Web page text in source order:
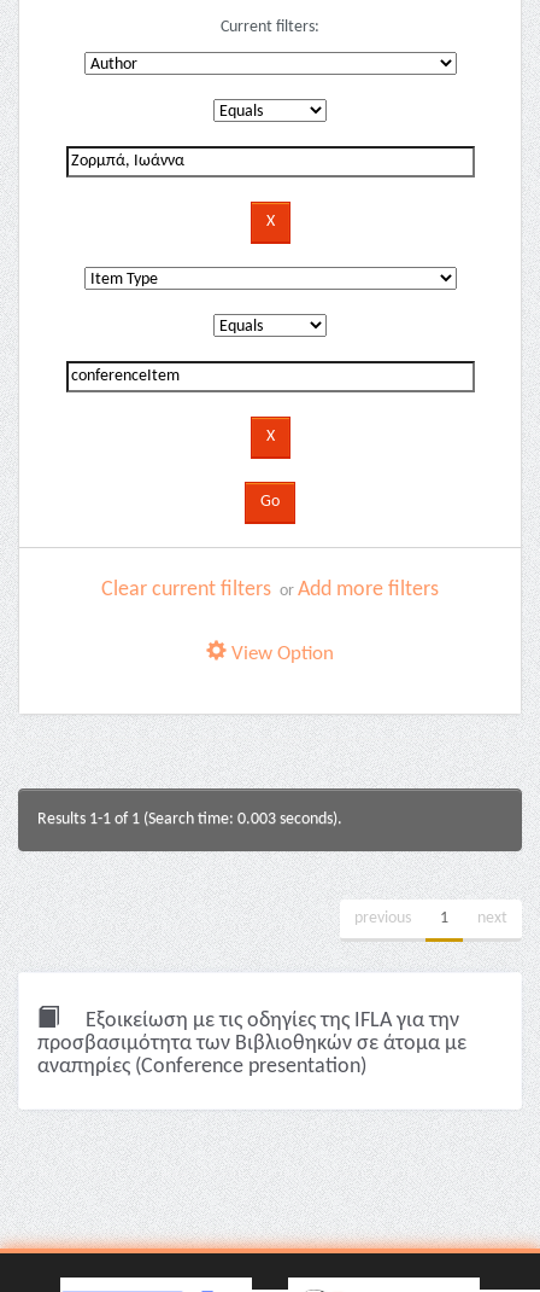
Current filters:
Clear current filters or Add more filters
View Option
Results 1-1 of 1 (Search time: 0.003 seconds).
previous 1 next
Εξοικείωση με τις οδηγίες της IFLA για την
προσβασιμότητα των Βιβλιοθηκών σε άτομα με
αναπηρίες (Conference presentation)